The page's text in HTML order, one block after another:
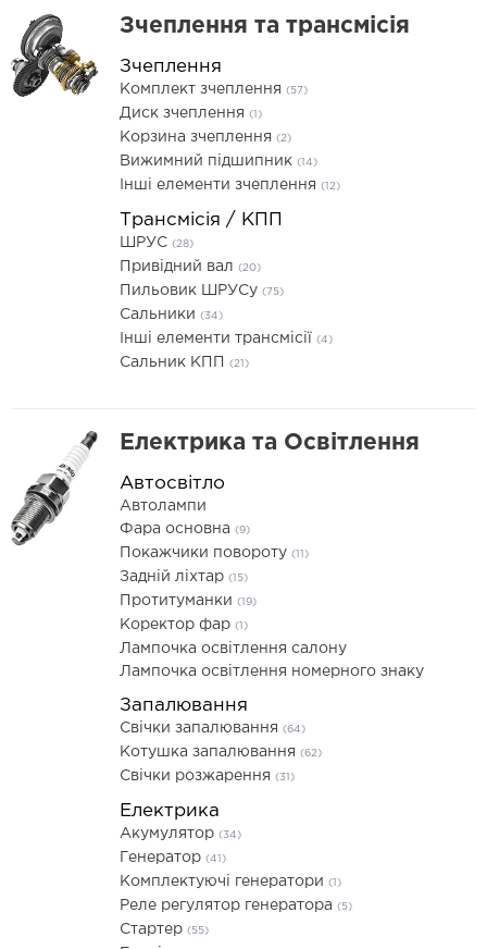
Зчеплення та трансмісія
Зчеплення
Комплект зчеплення (57)
Диск зчеплення (1)
Корзина зчеплення (2)
Вижимний підшипник (14)
Інші елементи зчеплення (12)
Трансмісія / КПП
ШРУС (28)
Привідний вал (20)
Пильовик ШРУСу (75)
Сальники (34)
Інші елементи трансмісії (4)
Сальник КПП (21)
Електрика та Освітлення
Автосвітло
Автолампи
Фара основна (9)
Покажчики повороту (11)
Задній ліхтар (15)
Протитуманки (19)
Коректор фар (1)
Лампочка освітлення салону
Лампочка освітлення номерного знаку
Запалювання
Свічки запалювання (64)
Котушка запалювання (62)
Свічки розжарення (31)
Електрика
Акумулятор (34)
Генератор (41)
Комплектуючі генератори (1)
Реле регулятор генератора (5)
Стартер (55)